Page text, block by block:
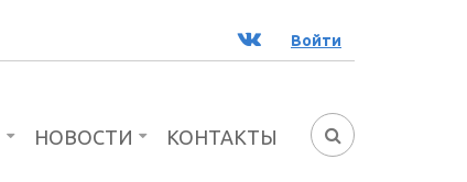
ВК Войти
ФОРМА
НОВОСТИ КОНТАКТЫ